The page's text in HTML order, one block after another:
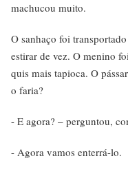
machucou muito.
O sanhaço foi
estirar de vez. O menino
quis mais tapioca. O
o faria?
- E agora? – perguntou,
- Agora vamos enterrá-lo.